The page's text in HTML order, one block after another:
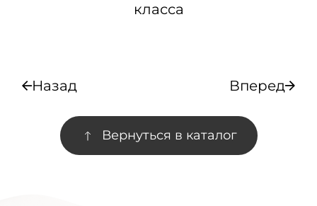
класса
Назад Вперед
Вернуться в каталог